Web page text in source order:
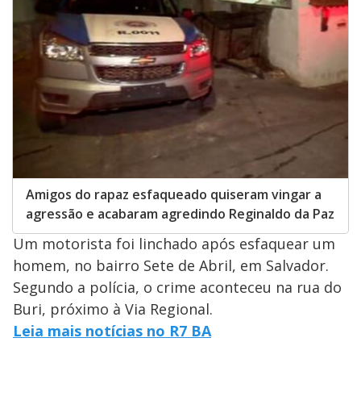
Amigos do rapaz esfaqueado quiseram vingar a
agressão e acabaram agredindo Reginaldo da Paz
Um motorista foi linchado após esfaquear um
homem, no bairro Sete de Abril, em Salvador.
Segundo a polícia, o crime aconteceu na rua do
Buri, próximo à Via Regional.
Leia mais notícias no R7 BA